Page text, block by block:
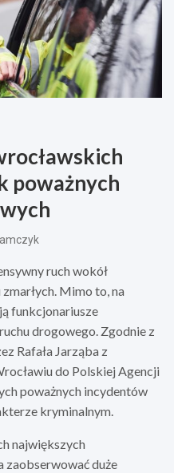
poważnych
ruch wokół
Mimo to, na
funkcjonariusze
drogowego. Zgodnie z
Rafała Jarząba z
do Polskiej Agencji
poważnych incydentów
kryminalnym.
największych
zaobserwować duże